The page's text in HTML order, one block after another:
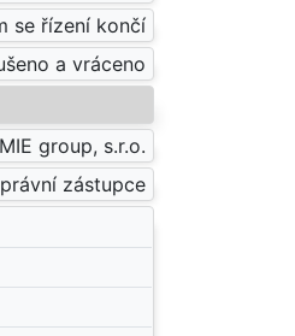
se řízení končí
a vráceno
group, s.r.o.
právní zástupce